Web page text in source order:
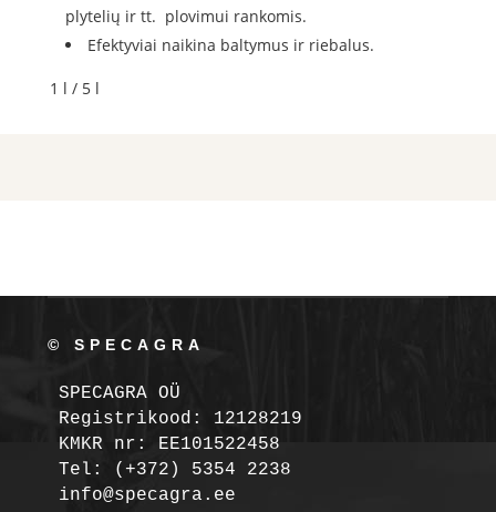
plytelių ir tt. plovimui rankomis.
Efektyviai naikina baltymus ir riebalus.
1 l / 5 l
© SPECAGRA
SPECAGRA OÜ
Registrikood: 12128219
KMKR nr: EE101522458
Tel: (+372) 5354 2238
info@specagra.ee